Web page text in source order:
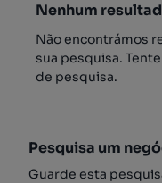
Nenhum
Não encontrámos
sua pesquisa.
de pesquisa.
Pesquisa um
Guarde esta